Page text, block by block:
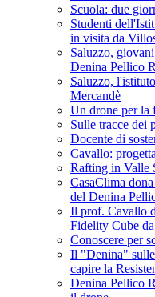
Scuola: due
Studenti
in visita da
Saluzzo,
Denina Pellico
Saluzzo,
Mercandè
Un drone per la
Sulle tracce dei
Docente di
Cavallo:
Rafting in Valle
CasaClima
del Denina
Il prof. Cavallo
Fidelity Cube
Conoscere per
Il "Denina"
capire la
Denina Pellico